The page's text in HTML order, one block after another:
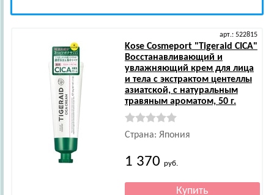
арт.: 522815
Kose Cosmeport"Tigeraid CICA"
Восстанавливающий и
увлажняющий крем для лица
и тела с экстрактом центеллы
азиатской, с натуральным
травяным ароматом, 50 г.
Страна: Япония
1 370 руб.